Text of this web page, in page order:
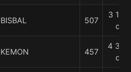
BISBAL 507
3 1/4
c
KEMON 457
4 3/4
c